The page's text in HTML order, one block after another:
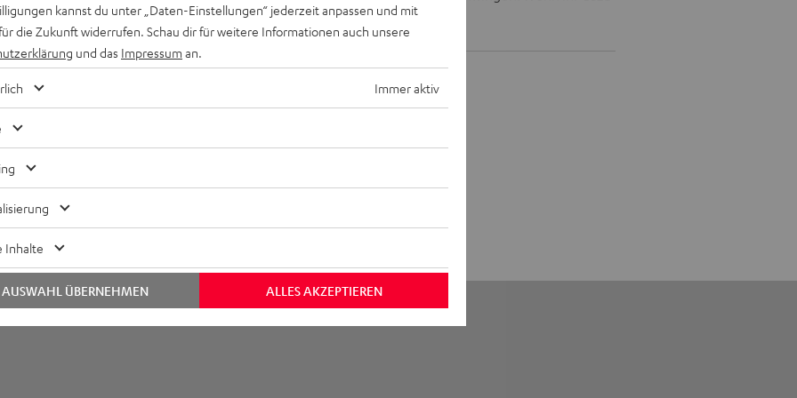
Teufel Anlage auf Anschlag dreht, seid ihr garantiert wach, versprochen!
kannst du unter „Daten-Einstellungen“ jederzeit anpassen und mit
die Zukunft widerrufen. Schau dir für weitere Informationen auch unsere
und das Impressum an.
Immer aktiv
Inhalte
ALLES AKZEPTIEREN
AUSWAHL ÜBERNEHMEN